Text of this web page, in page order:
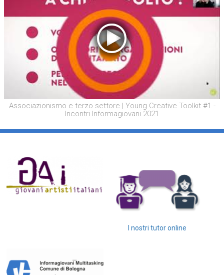
Associazionismo e terzo settore | Young Creative Toolkit #1 -
Incontri Informagiovani 2021
I nostri tutor online